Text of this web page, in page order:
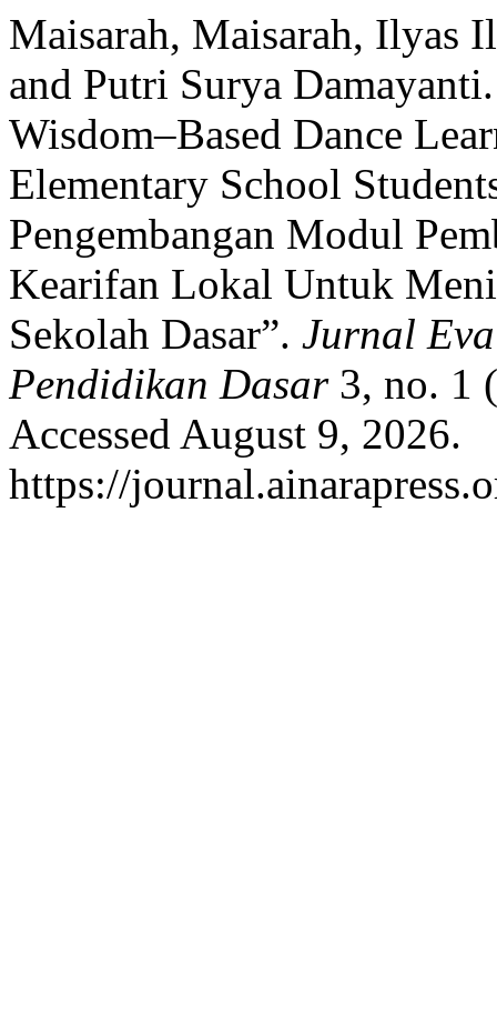
Maisarah, Maisarah, Ilyas
and Putri Surya
Wisdom–Based Dance
Elementary School
Pengembangan Modul
Kearifan Lokal Untuk
Sekolah Dasar”. Jurnal
Pendidikan Dasar3, no. 1
Accessed August 9, 2026.
https://